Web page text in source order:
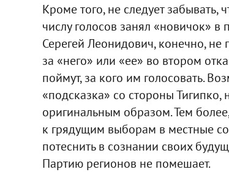
Кроме того, не следует
числу голосов занял «новичок» в
Серегей Леонидович, конечно, не
за «него» или «ее» во втором
поймут, за кого им голосовать.
«подсказка» со стороны
оригинальным образом. Тем
к грядущим выборам в местные
потеснить в сознании своих
Партию регионов не помешает.